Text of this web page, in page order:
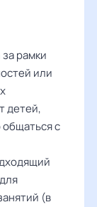
рамки
или
детей,
с
(в